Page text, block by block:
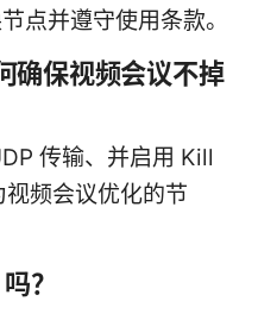
点并遵守使用条款。
确保视频会议不掉
传输、并启用 Kill
频会议优化的节
？